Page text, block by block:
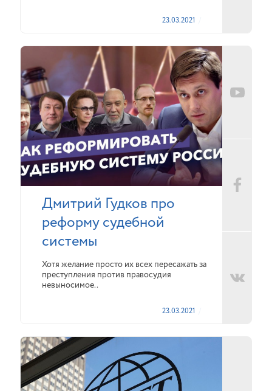
23.03.2021
Дмитрий Гудков про
реформу судебной
системы
Хотя желание просто их всех пересажать за
преступления против правосудия
невыносимое..
23.03.2021